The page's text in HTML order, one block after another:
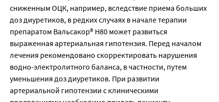
сниженным ОЦК, например, вследствие приема больших
доз диуретиков, в редких случаях в начале терапии
препаратом Вальсакор® Н80 может развиться
выраженная артериальная гипотензия. Перед началом
лечения рекомендовано скорректировать нарушения
водно-электролитного баланса, в частности, путем
уменьшения доз диуретиков. При развитии
артериальной гипотензии с клиническими